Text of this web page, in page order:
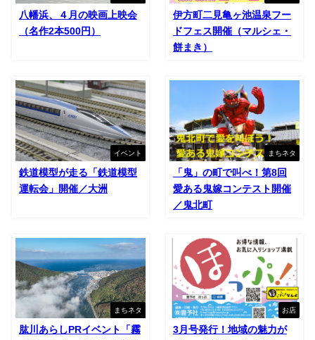
八幡浜、４月の映画上映会
（名作2本500円）
伊方町二見亀ヶ池温泉フー
ドフェス開催（マルシェ・
餅まき）
イベント
鉄道模型が走る「鉄道模型
運転会」開催／大洲
まちネタ
「鬼」の町で叫べ！第8回
愛ある鬼嫁コンテスト開催
／鬼北町
まちネタ
肱川あらしPRイベント「霧
お店
3月号発行！地域の魅力が